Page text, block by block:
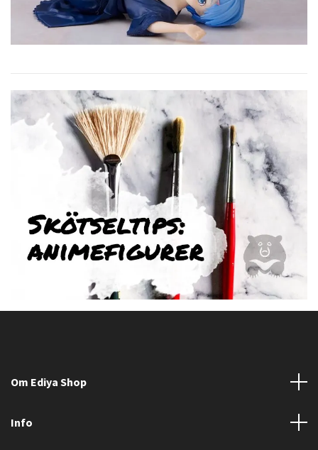
Om Ediya Shop
Info